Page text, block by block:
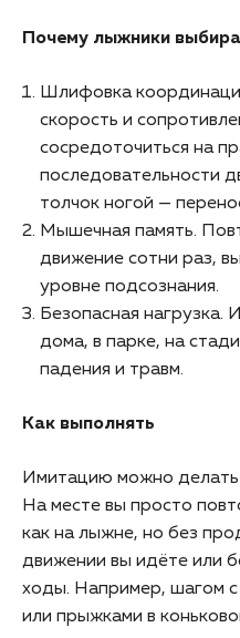
Почему лыжники
Шлифовка
скорость и
сосредоточиться на
последовательности
толчок ногой —
Мышечная память.
движение сотни раз,
уровне подсознания.
Безопасная
дома, в парке, на
падения и травм.
Как выполнять
Имитацию можно делать
На месте вы просто
как на лыжне, но без
движении вы идёте или
ходы. Например, шагом с
или прыжками в